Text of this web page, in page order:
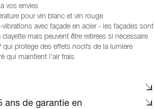
vos envies
pour vin blanc et vin rouge
avec façade en acier - les façades sont
clayette mais peuvent être retirées si nécessaire
qui protège des effets nocifs de la lumière
qui maintient l’air frais
ans de garantie en